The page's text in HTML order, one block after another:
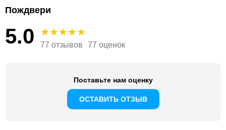
Пождвери
5.0 77 отзывов 77 оценок
Поставьте нам оценку
ОСТАВИТЬ ОТЗЫВ